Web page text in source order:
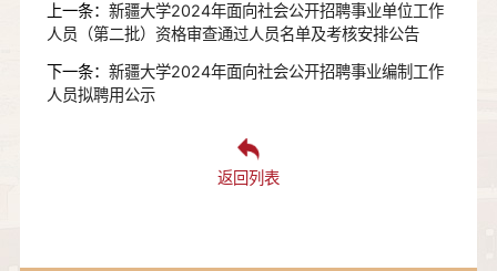
上一条： 新疆大学2024年面向社会公开招聘事业单位工作
人员（第二批）资格审查通过人员名单及考核安排公告
下一条： 新疆大学2024年面向社会公开招聘事业编制工作
人员拟聘用公示
返回列表